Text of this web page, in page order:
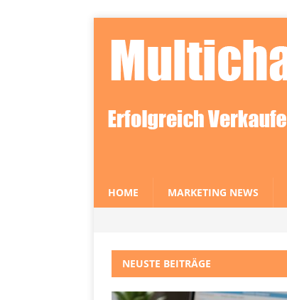
HOME MARKETING NEWS
NEUSTE BEITRÄGE